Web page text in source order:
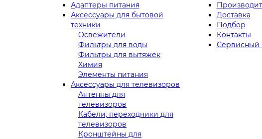
Адаптеры питания
Аксессуары для бытовой
техники
Освежители
Фильтры для воды
Фильтры для вытяжек
Химия
Элементы питания
Аксессуары для телевизоров
Антенны для
телевизоров
Кабели, переходники для
телевизоров
Кронштейны для
Доставка
Подбор
Контакты
Сервисный